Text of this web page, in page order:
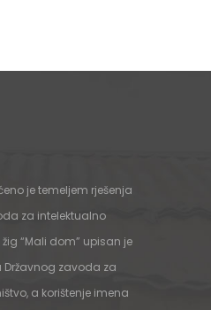
je temeljem rješenja
za intelektualno
“Mali dom” upisan je
Državnog zavoda za
a korištenje imena